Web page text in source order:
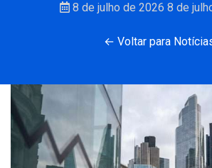
8 de julho de 2026 8 de
← Voltar para